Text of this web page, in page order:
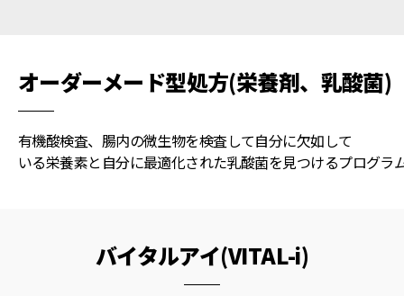
オーダーメード型処方(栄養剤、乳酸菌)
有機酸検査、腸内の微生物を検査して自分に欠如して
いる栄養素と自分に最適化された乳酸菌を見つけるプログラ
バイタルアイ(VITAL-i)